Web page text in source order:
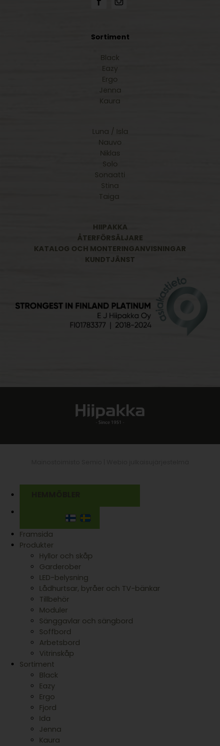
Sortiment
Black
Eazy
Ergo
Jenna
Kaura
Luna / Isla
Nauvo
Niklas
Solo
Sonaatti
Stina
Taiga
HIIPAKKA
ÅTERFÖRSÄLJARE
KATALOG OCH MONTERINGANVISNINGAR
KUNDTJÄNST
Framsida
Produkter
Hyllor och skåp
Garderober
LED-belysning
Lådhurtsar, byråer och TV-bänkar
Tillbehör
Moduler
Sänggavlar och sängbord
Soffbord
Arbetsbord
Vitrinskåp
Sortiment
Black
Eazy
Ergo
Fjord
Ida
Jenna
Kaura